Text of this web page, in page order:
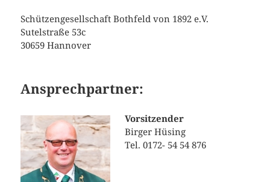
Schützengesellschaft Bothfeld von 1892 e.V.
Sutelstraße 53c
30659 Hannover
Ansprechpartner:
Vorsitzender
Birger Hüsing
Tel. 0172- 54 54 876